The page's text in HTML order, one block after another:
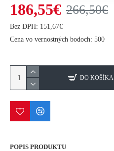
186,55€ 266,50€
Bez DPH: 151,67€
Cena vo vernostných bodoch: 500
DO KOŠÍKA
POPIS PRODUKTU